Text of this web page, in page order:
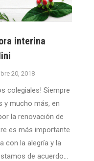
interina
20, 2018
colegiales! Siempre
y mucho más, en
la renovación de
es más importante
con la alegría y la
de acuerdo…